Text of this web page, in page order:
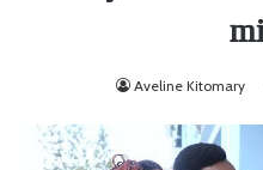
Aveline Kitomary